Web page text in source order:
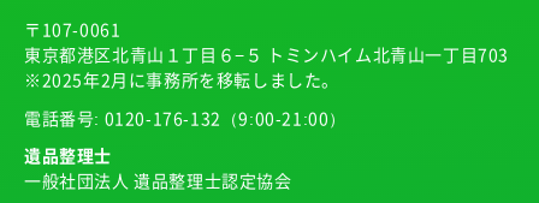
〒107-0061
東京都港区北青山１丁目６−５ トミンハイム北青山一丁目703
※2025年2月に事務所を移転しました。
電話番号: 0120-176-132 （9:00-21:00）
遺品整理士
一般社団法人 遺品整理士認定協会